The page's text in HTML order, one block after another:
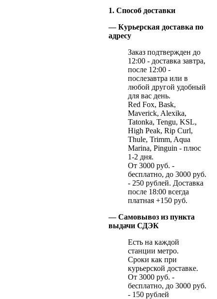
1. Способ доставки
— Курьерская доставка по
адресу
Заказ подтвержден до
12:00 - доставка завтра,
после 12:00 -
послезавтра или в
любой другой удобный
для вас день.
Red Fox, Bask,
Maverick, Alexika,
Tatonka, Tengu, KSL,
High Peak, Rip Curl,
Thule, Trimm, Aqua
Marina, Pinguin - плюс
1-2 дня.
От 3000 руб. -
бесплатно, до 3000 руб.
- 250 рублей. Доставка
после 18:00 всегда
платная +150 руб.
— Самовывоз из пункта
выдачи СДЭК
Есть на каждой
станции метро.
Сроки как при
курьерской доставке.
От 3000 руб. -
бесплатно, до 3000 руб.
- 150 рублей